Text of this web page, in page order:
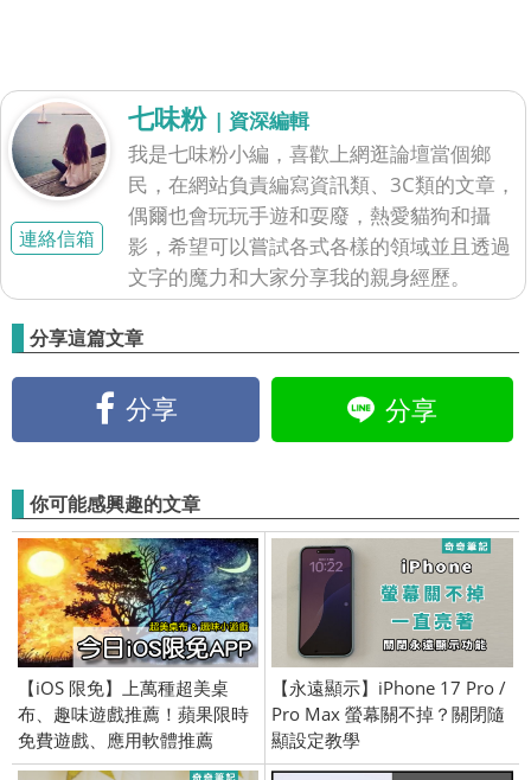
連絡信箱
七味粉 | 資深編輯
我是七味粉小編，喜歡上網逛論壇當個鄉
民，在網站負責編寫資訊類、3C類的文章，
偶爾也會玩玩手遊和耍廢，熱愛貓狗和攝
影，希望可以嘗試各式各樣的領域並且透過
文字的魔力和大家分享我的親身經歷。
分享這篇文章
分享 分享
你可能感興趣的文章
【iOS 限免】上萬種超美桌
布、趣味遊戲推薦！蘋果限時
免費遊戲、應用軟體推薦
(iPhone／iPad) 2017/3/22
【永遠顯示】iPhone 17 Pro /
Pro Max 螢幕關不掉？關閉隨
顯設定教學